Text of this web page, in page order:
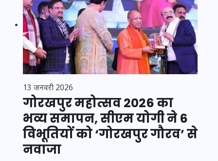
13 जनवरी 2026
गोरखपुर महोत्सव 2026 का
भव्य समापन, सीएम योगी ने 6
विभूतियों को ‘गोरखपुर गौरव’ से
नवाजा